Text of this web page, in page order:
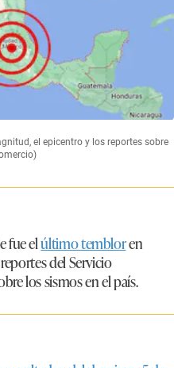
el epicentro y los reportes sobre
fue elúltimo tembloren
del Servicio
los sismos en el país.